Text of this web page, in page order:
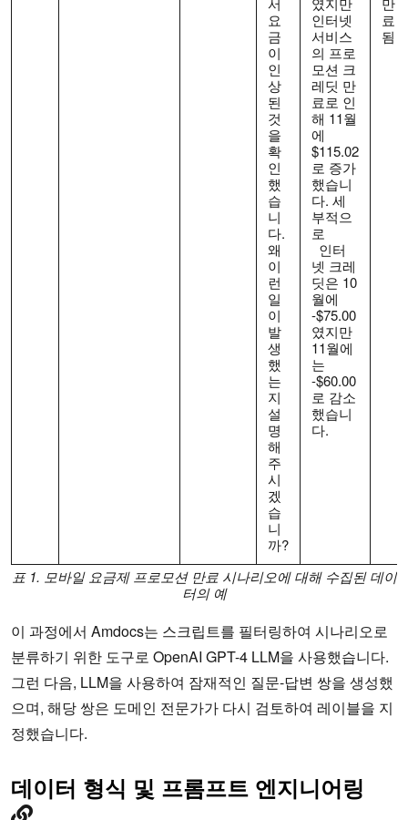
요
금
이
인
상
된
것
을
확
인
했
습
니
다.
왜
이
런
일
이
발
생
했
는
지
설
명
해
주
시
겠
습
니
까?
인터넷
서비스
의 프로
모션 크
레딧 만
료로 인
해 11월
에
$115.02
로 증가
했습니
다. 세
부적으
로
인터
넷 크레
딧은 10
월에
-$75.00
였지만
11월에
는
-$60.00
로 감소
했습니
다.
료
됨
표 1. 모바일 요금제 프로모션 만료 시나리오에 대해 수집된 데이
터의 예
이 과정에서 Amdocs는 스크립트를 필터링하여 시나리오로
분류하기 위한 도구로 OpenAI GPT-4 LLM을 사용했습니다.
그런 다음, LLM을 사용하여 잠재적인 질문-답변 쌍을 생성했
으며, 해당 쌍은 도메인 전문가가 다시 검토하여 레이블을 지
정했습니다.
데이터 형식 및 프롬프트 엔지니어링